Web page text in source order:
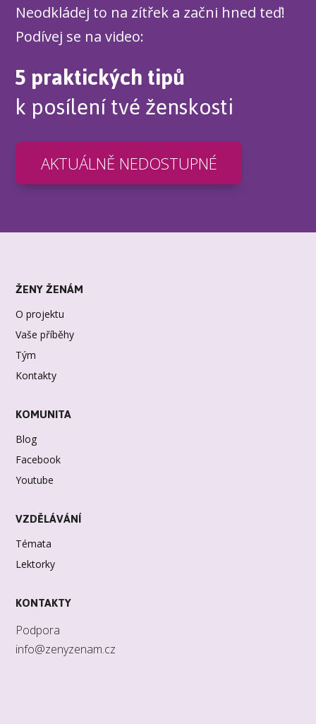
Neodkládej to na zítřek a začni hned teď!
Podívej se na video:
5 praktických tipů
k posílení tvé ženskosti
AKTUÁLNĚ NEDOSTUPNÉ
ŽENY ŽENÁM
O projektu
Vaše příběhy
Tým
Kontakty
KOMUNITA
Blog
Facebook
Youtube
VZDĚLÁVÁNÍ
Témata
Lektorky
KONTAKTY
Podpora
info@zenyzenam.cz